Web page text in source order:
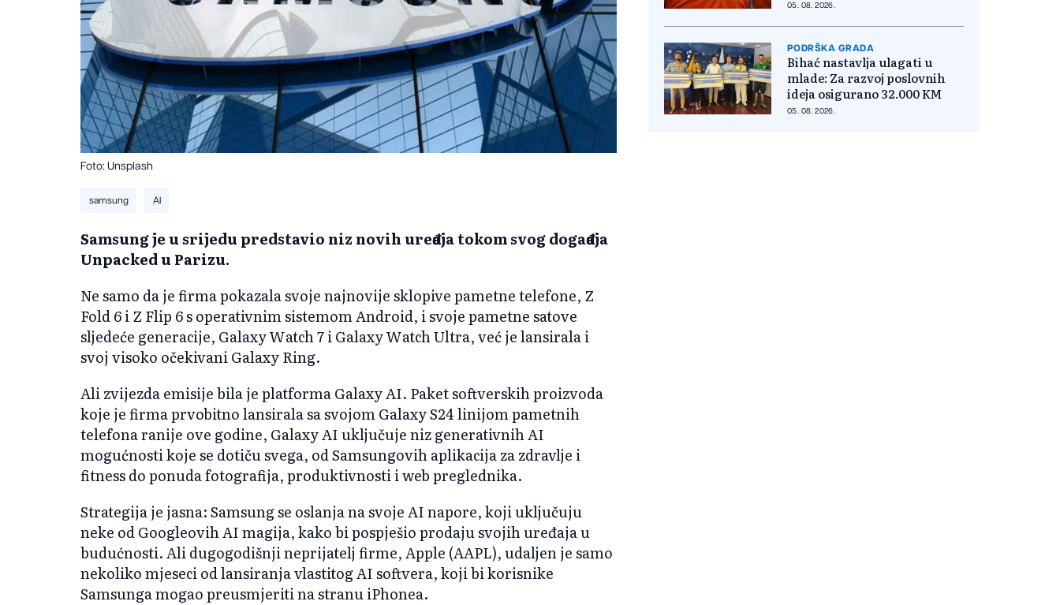
Foto: Unsplash
samsung AI
Samsung je u srijedu predstavio niz novih uređaja tokom svog događaja
Unpacked u Parizu.
Ne samo da je firma pokazala svoje najnovije sklopive pametne telefone, Z
Fold 6 i Z Flip 6 s operativnim sistemom Android, i svoje pametne satove
sljedeće generacije, Galaxy Watch 7 i Galaxy Watch Ultra, već je lansirala i
svoj visoko očekivani Galaxy Ring.
Ali zvijezda emisije bila je platforma Galaxy AI. Paket softverskih proizvoda
koje je firma prvobitno lansirala sa svojom Galaxy S24 linijom pametnih
telefona ranije ove godine, Galaxy AI uključuje niz generativnih AI
mogućnosti koje se dotiču svega, od Samsungovih aplikacija za zdravlje i
fitness do ponuda fotografija, produktivnosti i web preglednika.
Strategija je jasna: Samsung se oslanja na svoje AI napore, koji uključuju
neke od Googleovih AI magija, kako bi pospješio prodaju svojih uređaja u
budućnosti. Ali dugogodišnji neprijatelj firme, Apple (AAPL), udaljen je samo
nekoliko mjeseci od lansiranja vlastitog AI softvera, koji bi korisnike
Samsunga mogao preusmjeriti na stranu iPhonea.
05. 08. 2026.
PODRŠKA GRADA
Bihać nastavlja ulagati u
mlade: Za razvoj poslovnih
ideja osigurano 32.000 KM
05. 08. 2026.